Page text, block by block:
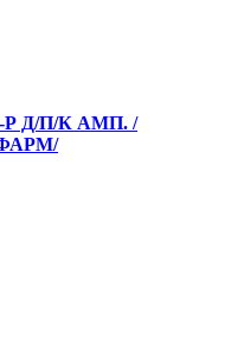
Д/П/К АМП. /